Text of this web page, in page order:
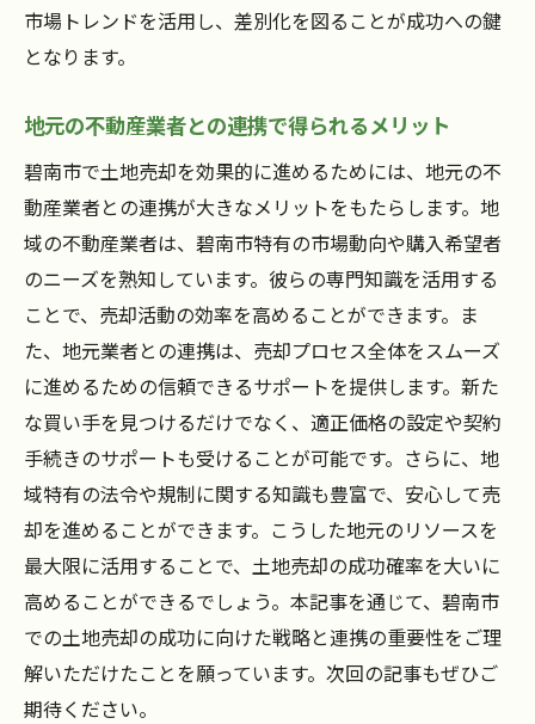
市場トレンドを活用し、差別化を図ることが成功への鍵
となります。
地元の不動産業者との連携で得られるメリット
碧南市で土地売却を効果的に進めるためには、地元の不
動産業者との連携が大きなメリットをもたらします。地
域の不動産業者は、碧南市特有の市場動向や購入希望者
のニーズを熟知しています。彼らの専門知識を活用する
ことで、売却活動の効率を高めることができます。ま
た、地元業者との連携は、売却プロセス全体をスムーズ
に進めるための信頼できるサポートを提供します。新た
な買い手を見つけるだけでなく、適正価格の設定や契約
手続きのサポートも受けることが可能です。さらに、地
域特有の法令や規制に関する知識も豊富で、安心して売
却を進めることができます。こうした地元のリソースを
最大限に活用することで、土地売却の成功確率を大いに
高めることができるでしょう。本記事を通じて、碧南市
での土地売却の成功に向けた戦略と連携の重要性をご理
解いただけたことを願っています。次回の記事もぜひご
期待ください。